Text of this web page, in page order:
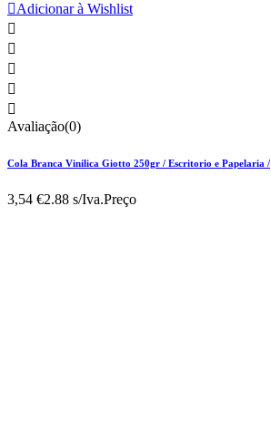
Adicionar à Wishlist





Avaliação(0)
Cola Branca Vinilica Giotto 250gr / Escritorio e Papelaria /
3,54 €2.88 s/Iva.Preço